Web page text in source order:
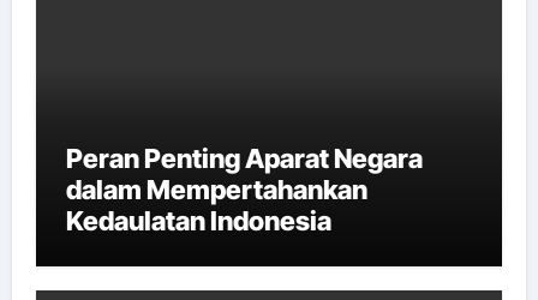
Peran Penting Aparat Negara
dalam Mempertahankan
Kedaulatan Indonesia